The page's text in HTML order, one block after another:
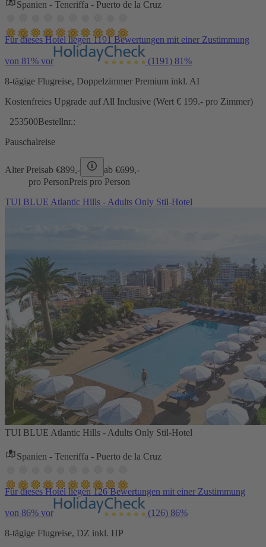
Spanien - Teneriffa - Puerto de la Cruz
Für dieses Hotel liegen 1191 Bewertungen mit einer Zustimmung
von 81% vor (1191) 81%
8-tägige Flugreise, Doppelzimmer Premium inkl. AI
Kostenfreies Upgrade auf All Inclusive (Wert € 199.- pro Zimmer)
253500Bestellnr.:
Pauschalreise
Alter Preisab €899,- ab €699,-
pro PersonPreis pro Person
TUI BLUE Atlantic Hills - Adults Only Stil-Hotel
TUI BLUE Atlantic Hills - Adults Only Stil-Hotel
Spanien - Teneriffa - Puerto de la Cruz
Für dieses Hotel liegen 126 Bewertungen mit einer Zustimmung
von 86% vor (126) 86%
8-tägige Flugreise, DZ inkl. HP